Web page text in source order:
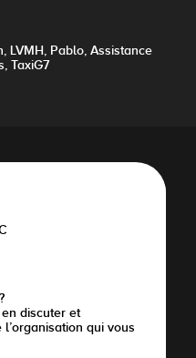
LVMH, Pablo, Assistance
TaxiG7
discuter et
qui vous